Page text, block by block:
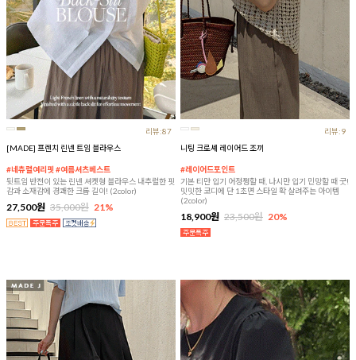
리뷰:87
[MADE] 프렌치 린넨 트임 블라우스
#네츄럴여리핏 #여름셔츠베스트
뒷트임 반전이 있는 린넨 셔켓형 블라우스 내추럴한 핏
감과 소재감에 경쾌한 크롭 길이! (2color)
27,500원 35,000원 21%
리뷰:9
니팅 크로셰 레이어드 조끼
#레이어드포인트
기본 티만 입기 어정쩡할 때, 나시만 입기 민망할 때 굿!
밋밋한 코디에 단 1초면 스타일 확 살려주는 아이템
(2color)
18,900원 23,500원 20%